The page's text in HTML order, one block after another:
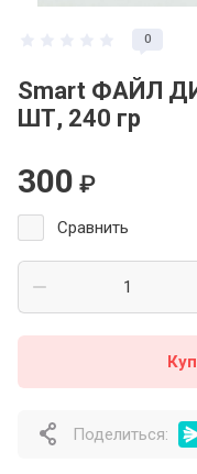
0
Smart ФАЙЛ
ШТ, 240 гр
300 ₽
Сравнить
Поделиться: